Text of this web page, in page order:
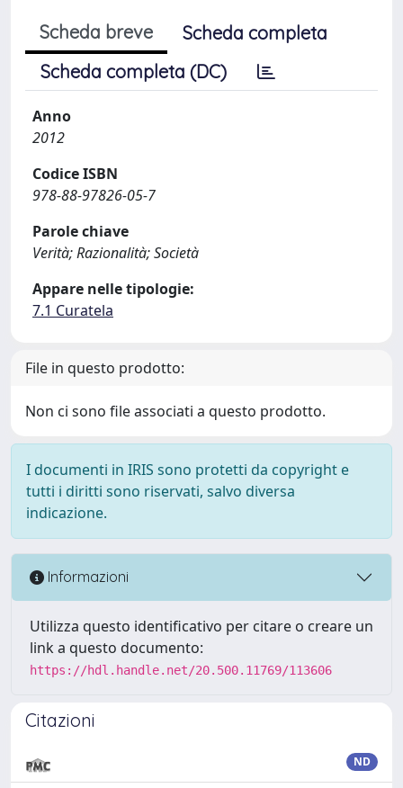
Scheda breve
Scheda completa
Scheda completa (DC)
Anno
2012
Codice ISBN
978-88-97826-05-7
Parole chiave
Verità; Razionalità; Società
Appare nelle tipologie:
7.1 Curatela
File in questo prodotto:
Non ci sono file associati a questo prodotto.
I documenti in IRIS sono protetti da copyright e
tutti i diritti sono riservati, salvo diversa
indicazione.
Informazioni
Utilizza questo identificativo per citare o creare un
link a questo documento:
https://hdl.handle.net/20.500.11769/113606
Citazioni
ND